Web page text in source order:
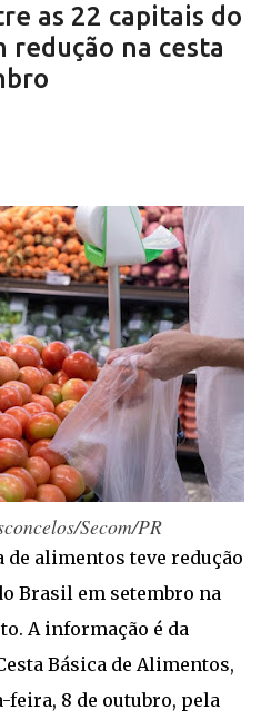
O fim da escala 6x1 foi
ministro da Secretaria-
Guilherme Boulos,
“Bom Dia, Ministro”
ele, não existem
avançar. “Uma pauta
da população brasileira está
“Nós estamos falando de
as pessoas, nós estamos
brasileiros da exaustão, de
tempo com a sua família.
pauta ganhou força, não foi
redes sociais, tomou as ruas
conversa das pessoas no
que significa um grito
brasileiro”, destacou o
o presidente Luiz Inácio
mensagem preside...
as 22 capitais do
redução na cesta
Secom/PR
de alimentos teve redução
Brasil em setembro na
A informação é da
Básica de Alimentos,
feira, 8 de outubro, pela